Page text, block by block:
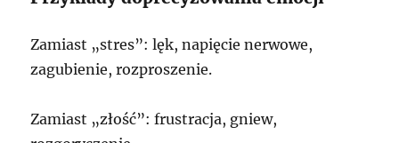
Zamiast „stres”: lęk, napięcie nerwowe,
zagubienie, rozproszenie.
Zamiast „złość”: frustracja, gniew,